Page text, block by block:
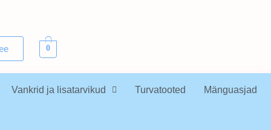
0
Vankrid ja lisatarvikud Turvatooted Mänguasjad